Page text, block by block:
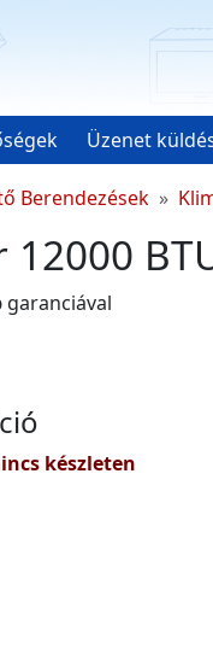
Üzenet
Berendezések
12000
garanciával
készleten